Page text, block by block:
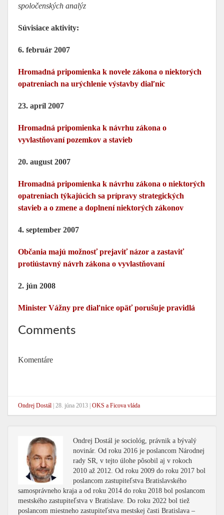
spoločenských analýz
Súvisiace aktivity:
6. február 2007
Hromadná pripomienka k novele zákona o niektorých
opatreniach na urýchlenie výstavby diaľnic
23. apríl 2007
Hromadná pripomienka k návrhu zákona o
vyvlastňovaní pozemkov a stavieb
20. august 2007
Hromadná pripomienka k návrhu zákona o niektorých
opatreniach týkajúcich sa prípravy strategických
stavieb a o zmene a doplnení niektorých zákonov
4. september 2007
Občania majú možnosť prejaviť názor a zastaviť
protiústavný návrh zákona o vyvlastňovaní
2. jún 2008
Minister Vážny pre diaľnice opäť porušuje pravidlá
Comments
Komentáre
Ondrej Dostál 28. júna 2013 OKS a Ficova vláda
Ondrej Dostál je sociológ, právnik a bývalý
novinár. Od roku 2016 je poslancom Národnej
rady SR, v tejto úlohe pôsobil aj v rokoch
2010 až 2012. Od roku 2009 do roku 2017 bol
poslancom zastupiteľstva Bratislavského
samosprávneho kraja a od roku 2014 do roku 2018 bol poslancom
mestského zastupiteľstva v Bratislave. Do roku 2022 bol tiež
poslancom miestneho zastupiteľstva mestskej časti Bratislava –